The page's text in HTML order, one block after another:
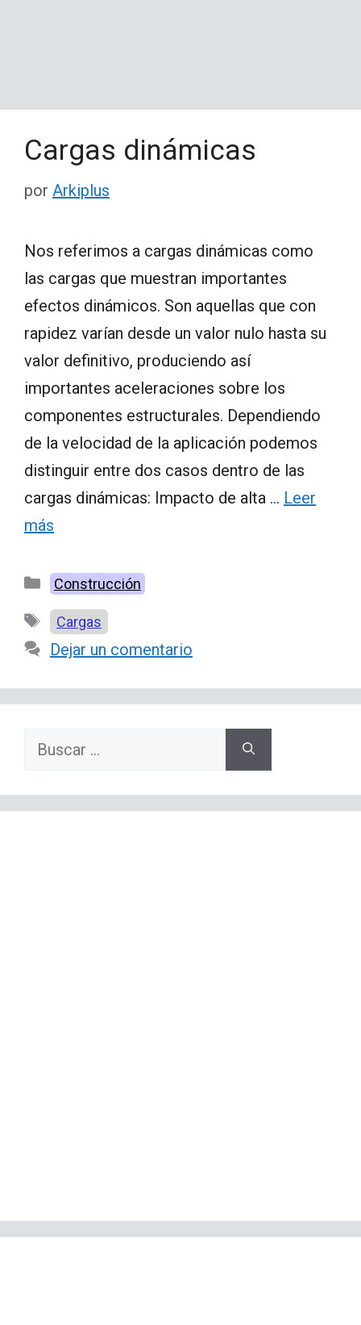
Cargas dinámicas
por Arkiplus
Nos referimos a cargas dinámicas como
las cargas que muestran importantes
efectos dinámicos. Son aquellas que con
rapidez varían desde un valor nulo hasta su
valor definitivo, produciendo así
importantes aceleraciones sobre los
componentes estructurales. Dependiendo
de la velocidad de la aplicación podemos
distinguir entre dos casos dentro de las
cargas dinámicas: Impacto de alta … Leer
más
Categorías
Construcción
Etiquetas
Cargas
Dejar un comentario
Buscar: